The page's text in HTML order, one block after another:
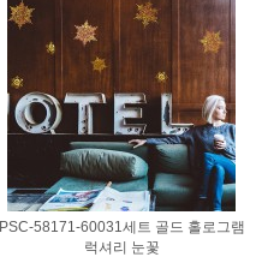
PSC-58171-60031세트 골드 홀로그램
럭셔리 눈꽃